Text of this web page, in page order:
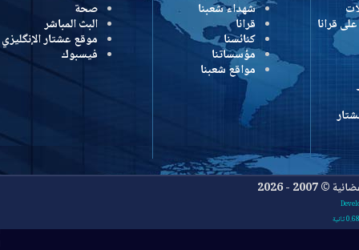
شهداء شعبنا
قرانا
كنائسنا
مؤسساتنا
مواقع شعبنا
صحة
البث المباشر
موقع عشتار الإنگليزي
فيسبوك
2026